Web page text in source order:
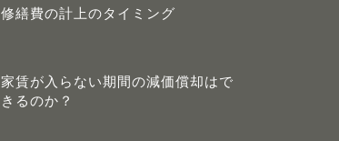
修繕費の計上のタイミング
家賃が入らない期間の減価償却はで
きるのか？